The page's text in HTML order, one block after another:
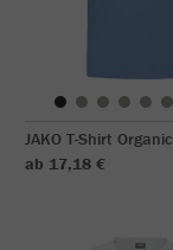
JAKO T-Shirt Organic
ab 17,18 €